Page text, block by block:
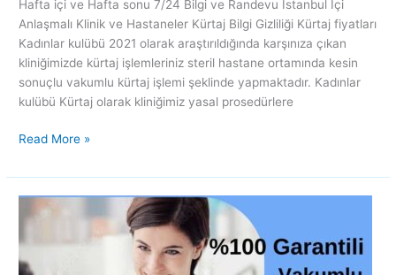
Hafta içi ve Hafta sonu 7/24 Bilgi ve Randevu İstanbul İçi
Anlaşmalı Klinik ve Hastaneler Kürtaj Bilgi Gizliliği Kürtaj fiyatları
Kadınlar kulübü 2021 olarak araştırıldığında karşınıza çıkan
kliniğimizde kürtaj işlemleriniz steril hastane ortamında kesin
sonuçlu vakumlu kürtaj işlemi şeklinde yapmaktadır. Kadınlar
kulübü Kürtaj olarak kliniğimiz yasal prosedürlere
Read More »
Kürtaj
fiyatları
Ümraniye